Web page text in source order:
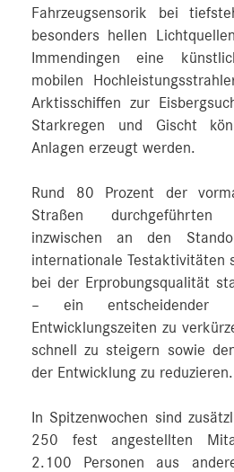
Fahrzeugsensorik bei
besonders hellen
Immendingen eine
mobilen
Arktisschiffen zur
Starkregen und Gischt
Anlagen erzeugt werden.
Rund 80 Prozent der
Straßen
inzwischen an den
internationale Testaktivitäten
bei der Erprobungsqualität
– ein
Entwicklungszeiten zu
schnell zu steigern sowie
der Entwicklung zu reduzieren.
In Spitzenwochen sind
250 fest angestellten
2.100 Personen aus